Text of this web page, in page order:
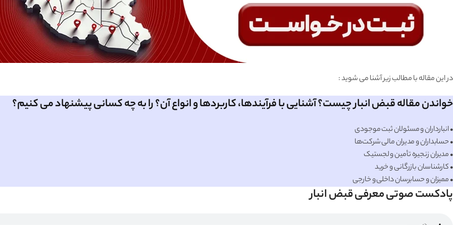
در این مقاله با مطالب زیر آشنا می شوید :
خواندن مقاله قبض انبار چیست؟ آشنایی با فرآیندها، کاربردها و انواع آن؟ را به چه کسانی پیشنهاد می کنیم؟
• انبارداران و مسئولان ثبت موجودی
• حسابداران و مدیران مالی شرکت‌ها
• مدیران زنجیره تأمین و لجستیک
• کارشناسان بازرگانی و خرید
• ممیزان و حسابرسان داخلی و خارجی
پادکست صوتی معرفی قبض انبار